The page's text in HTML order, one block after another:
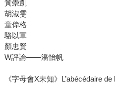
黃崇凱
胡淑雯
童偉格
駱以軍
顏忠賢
W評論――潘怡帆
《字母會X未知》L’abécédaire